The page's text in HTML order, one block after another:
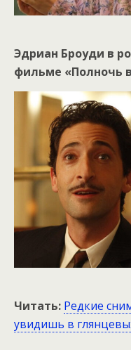
Эдриан Броуди в
фильме «Полночь
Читать: Редкие
увидишь в